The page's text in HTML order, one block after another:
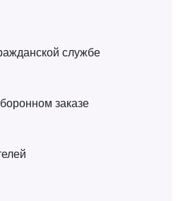
службе
заказе